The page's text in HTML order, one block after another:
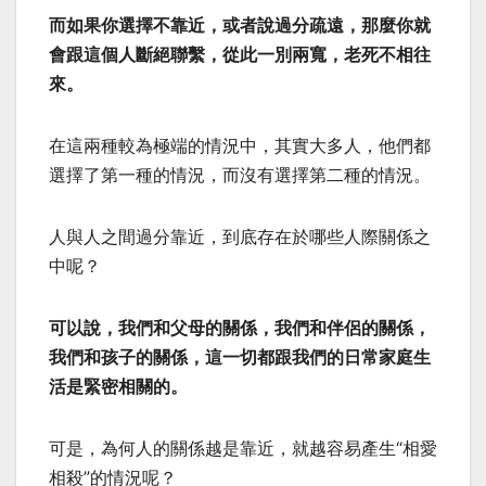
而如果你選擇不靠近，或者說過分疏遠，那麼你就
會跟這個人斷絕聯繫，從此一別兩寬，老死不相往
來。
在這兩種較為極端的情況中，其實大多人，他們都
選擇了第一種的情況，而沒有選擇第二種的情況。
人與人之間過分靠近，到底存在於哪些人際關係之
中呢？
可以說，我們和父母的關係，我們和伴侶的關係，
我們和孩子的關係，這一切都跟我們的日常家庭生
活是緊密相關的。
可是，為何人的關係越是靠近，就越容易產生“相愛
相殺”的情況呢？